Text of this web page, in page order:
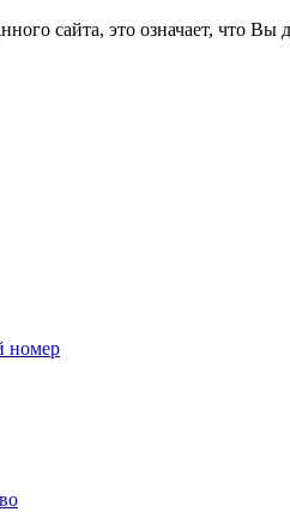
сайта, это означает, что
номер